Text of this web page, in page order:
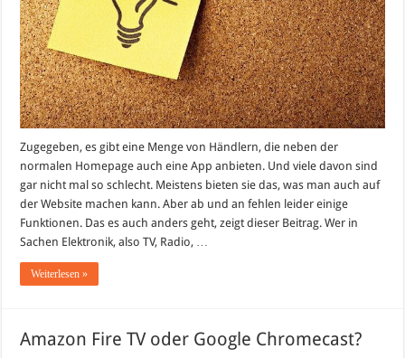
Zugegeben, es gibt eine Menge von Händlern, die neben der
normalen Homepage auch eine App anbieten. Und viele davon sind
gar nicht mal so schlecht. Meistens bieten sie das, was man auch auf
der Website machen kann. Aber ab und an fehlen leider einige
Funktionen. Das es auch anders geht, zeigt dieser Beitrag. Wer in
Sachen Elektronik, also TV, Radio, …
Weiterlesen »
Amazon Fire TV oder Google Chromecast?